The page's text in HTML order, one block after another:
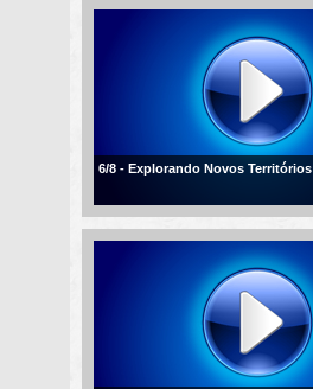
6/8 - Explorando Novos Territórios